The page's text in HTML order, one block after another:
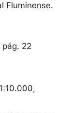
Fluminense.
22